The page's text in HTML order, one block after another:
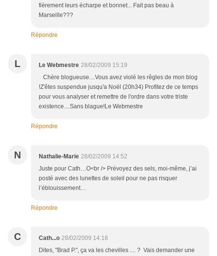
fièrement leurs écharpe et bonnet... Fait pas beau à
Marseille???
Répondre
L Le Webmestre 28/02/2009 15:19
Chère blogueuse....Vous avez violé les rêgles de mon blog
!Z'êtes suspendue jusqu'a Noël (20h34) Profitez de ce temps
pour vous analyser et remettre de l'ordre dans votre triste
existence....Sans blague!Le Webmestre
Répondre
N Nathalie-Marie 28/02/2009 14:52
Juste pour Cath…O<br /> Prévoyez des sels, moi-même, j’ai
posté avec des lunettes de soleil pour ne pas risquer
l’éblouissement…
Répondre
C Cath...o 28/02/2009 14:18
Dites, "Brad P.", ça va les chevilles .... ? Vais demander une